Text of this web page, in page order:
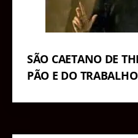
SÃO CAETANO DE
PÃO E DO